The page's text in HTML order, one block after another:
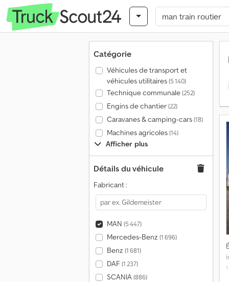
Catégorie
Véhicules de transport et
véhicules utilitaires(5 140)
Technique communale(252)
Engins de chantier(22)
Caravanes & camping-cars(18)
Machines agricoles(14)
Afficher plus
Détails du véhicule
Fabricant :
MAN (5 447)
Mercedes-Benz (1 696)
Benz (1 681)
DAF (1 237)
SCANIA(886)